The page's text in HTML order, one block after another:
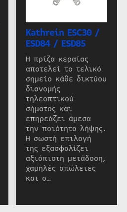
Kathrein ESC30 /
ESD84 / ESD85
Η πρίζα κεραίας
αποτελεί το τελικό
σημείο κάθε δικτύου
διανομής
τηλεοπτικού
σήματος και
επηρεάζει άμεσα
την ποιότητα λήψης.
Η σωστή επιλογή
της εξασφαλίζει
αξιόπιστη μετάδοση,
χαμηλές απώλειες
και σ…